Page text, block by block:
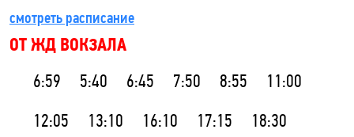
смотреть расписание
ОТ ЖД ВОКЗАЛА
6:59 5:40 6:45 7:50 8:55
11:00
12:05
13:10 16:10 17:15 18:30